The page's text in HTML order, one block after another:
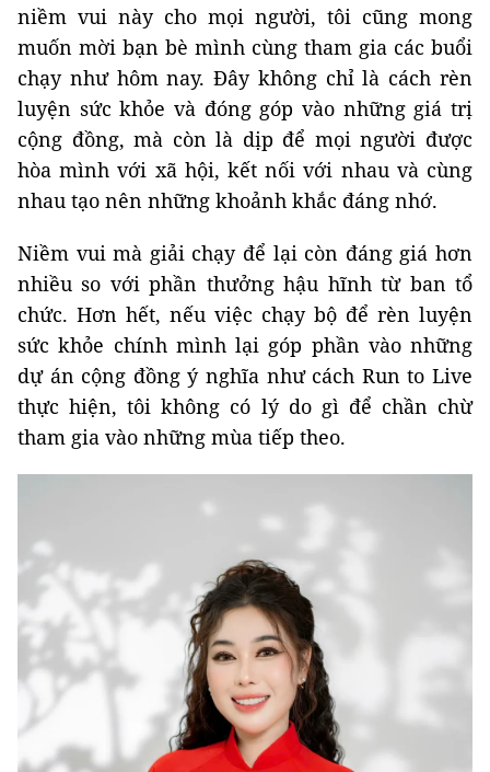
niềm vui này cho mọi người, tôi cũng mong
muốn mời bạn bè mình cùng tham gia các buổi
chạy như hôm nay. Đây không chỉ là cách rèn
luyện sức khỏe và đóng góp vào những giá trị
cộng đồng, mà còn là dịp để mọi người được
hòa mình với xã hội, kết nối với nhau và cùng
nhau tạo nên những khoảnh khắc đáng nhớ.
Niềm vui mà giải chạy để lại còn đáng giá hơn
nhiều so với phần thưởng hậu hĩnh từ ban tổ
chức. Hơn hết, nếu việc chạy bộ để rèn luyện
sức khỏe chính mình lại góp phần vào những
dự án cộng đồng ý nghĩa như cách Run to Live
thực hiện, tôi không có lý do gì để chần chừ
tham gia vào những mùa tiếp theo.